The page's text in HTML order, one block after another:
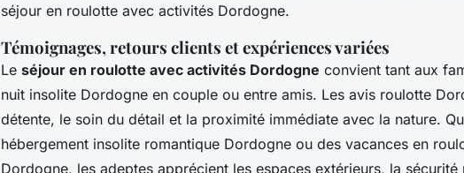
séjour en roulotte avec activités Dordogne.
Témoignages, retours clients et expériences variées
Le séjour en roulotte avec activités Dordogne convient tant aux
nuit insolite Dordogne en couple ou entre amis. Les avis roulotte
détente, le soin du détail et la proximité immédiate avec la nature.
hébergement insolite romantique Dordogne ou des vacances en
Dordogne, les adeptes apprécient les espaces extérieurs, la sécurité